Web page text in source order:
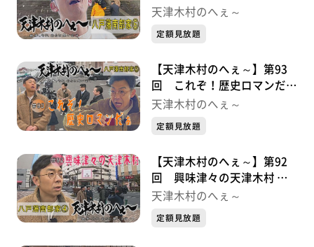
っぱい 八戸藩南部家シリー
天津木村のへぇ～
定額見放題
【天津木村のへぇ～】第93
回 これぞ！歴史ロマンだぁ
八戸藩南部家シリーズ⑤
天津木村のへぇ～
定額見放題
【天津木村のへぇ～】第92
回 興味津々の天津木村 八
戸藩南部家シリーズ④
天津木村のへぇ～
定額見放題